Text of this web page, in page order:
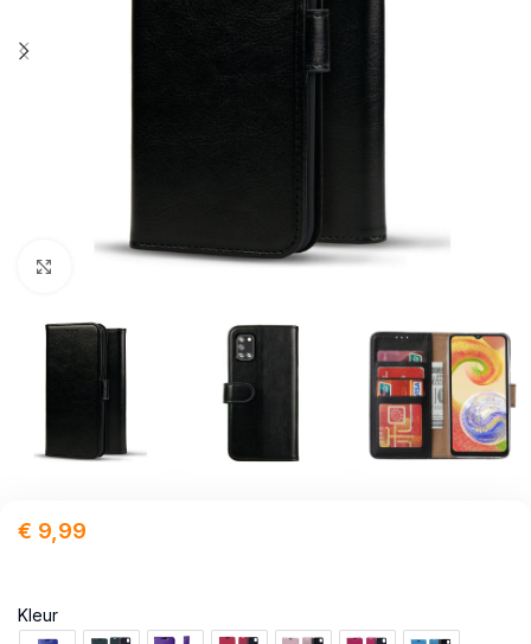
Click to enlarge
€ 9,99
Kleur